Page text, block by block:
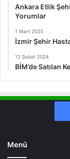
Ankara Etlik
Yorumlar
1 Mart 2025
İzmir Şehir
12 Şubat 2024
BİM’de Satılan
Menü